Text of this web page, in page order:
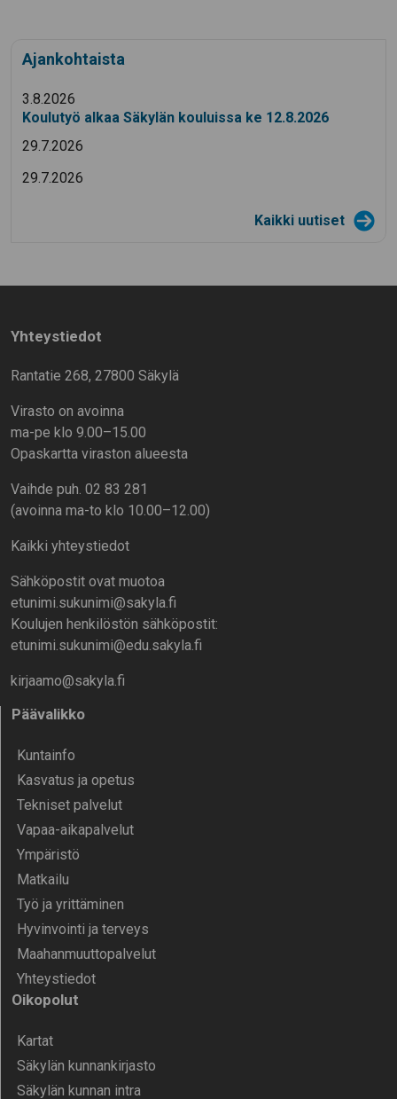
Ajankohtaista
3.8.2026
Koulutyö alkaa Säkylän kouluissa ke 12.8.2026
29.7.2026
29.7.2026
Kaikki uutiset
Yhteystiedot
Rantatie 268, 27800 Säkylä
Virasto on avoinna
ma-pe klo 9.00–15.00
Opaskartta viraston alueesta
Vaihde puh. 02 83 281
(avoinna ma-to klo 10.00–12.00)
Kaikki yhteystiedot
Sähköpostit ovat muotoa
etunimi.sukunimi@sakyla.fi
Koulujen henkilöstön sähköpostit:
etunimi.sukunimi@edu.sakyla.fi
kirjaamo@sakyla.fi
Päävalikko
Kunta­info
Kasvatus ja opetus
Tekniset palvelut
Vapaa-aika­palvelut
Ympä­ristö
Mat­kailu
Työ ja yrittä­minen
Hyvinvointi ja terveys
Maahanmuuttopalvelut
Yhteystiedot
Oikopolut
Kartat
Säkylän kunnankirjasto
Säkylän kunnan intra